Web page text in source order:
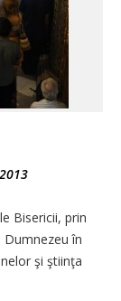
Bisericii, prin
Dumnezeu în
şi ştiinţa